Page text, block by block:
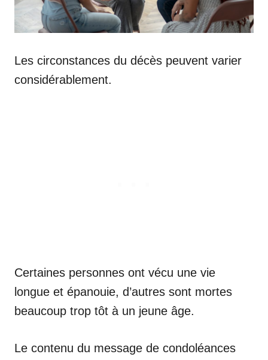
Les circonstances du décès peuvent varier
considérablement.
Certaines personnes ont vécu une vie
longue et épanouie, d’autres sont mortes
beaucoup trop tôt à un jeune âge.
Le contenu du message de condoléances